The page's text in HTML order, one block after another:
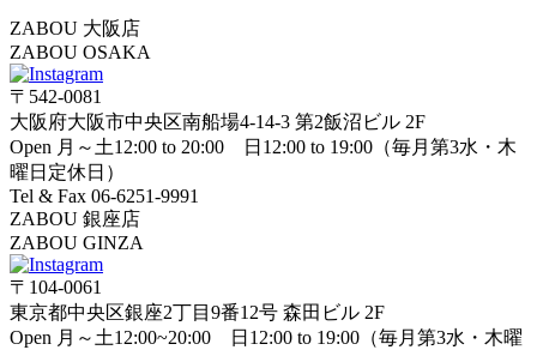
ZABOU 大阪店
ZABOU OSAKA
〒542-0081
大阪府大阪市中央区南船場4-14-3 第2飯沼ビル 2F
Open 月～土12:00 to 20:00 日12:00 to 19:00（毎月第3水・木
曜日定休日）
Tel & Fax 06-6251-9991
ZABOU 銀座店
ZABOU GINZA
〒104-0061
東京都中央区銀座2丁目9番12号 森田ビル 2F
Open 月～土12:00~20:00 日12:00 to 19:00（毎月第3水・木曜